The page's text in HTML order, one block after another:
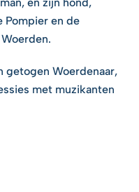
Pompier en de
getogen Woerdenaar,
met muzikanten